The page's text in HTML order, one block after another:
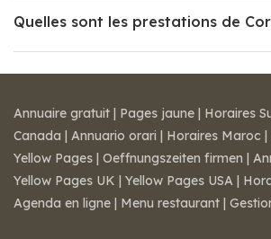
Quelles sont les prestations de
Annuaire gratuit | Pages jaune | Horaires
Canada | Annuario orari | Horaires Maroc |
Yellow Pages | Oeffnungszeiten firmen |
Yellow Pages UK | Yellow Pages USA |
Agenda en ligne | Menu restaurant |